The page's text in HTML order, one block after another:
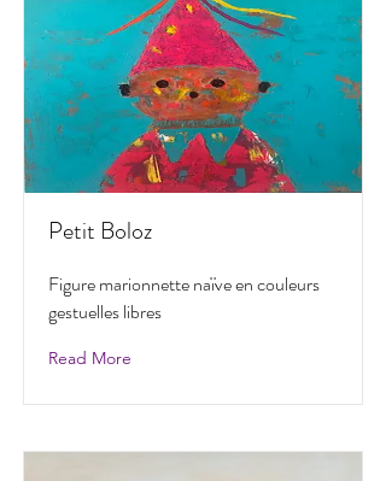
Petit Boloz
Figure marionnette naïve en couleurs
gestuelles libres
Read More